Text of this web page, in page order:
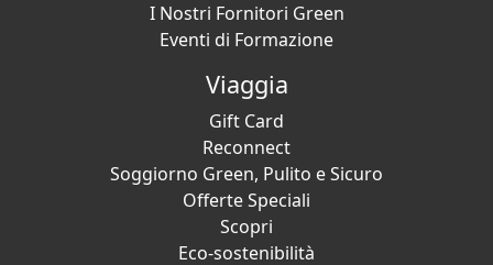
I Nostri Fornitori Green
Eventi di Formazione
Viaggia
Gift Card
Reconnect
Soggiorno Green, Pulito e Sicuro
Offerte Speciali
Scopri
Eco-sostenibilità